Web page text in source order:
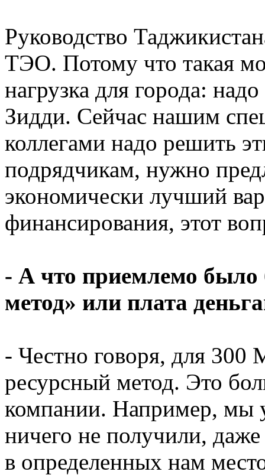
Руководство
ТЭО. Потому что такая
нагрузка для города:
Зидди. Сейчас нашим
коллегами надо решить
подрядчикам, нужно
экономически лучший
финансирования, этот
- А что приемлемо было
метод» или плата
- Честно говоря, для
ресурсный метод. Это
компании. Например, мы
ничего не получили, даже
в определенных нам